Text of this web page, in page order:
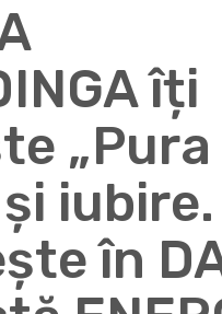
îți
„Pura
iubire.
în